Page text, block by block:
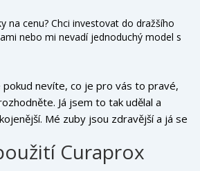
na cenu? Chci investovat do dražšího
nebo mi nevadí jednoduchý model s
pokud nevíte, co je pro vás to pravé,
Já jsem to tak udělal a
Mé zuby jsou zdravější a já se
Curaprox